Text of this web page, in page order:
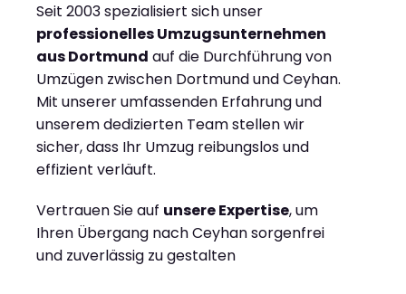
Seit 2003 spezialisiert sich unser
professionelles Umzugsunternehmen
aus Dortmund auf die Durchführung von
Umzügen zwischen Dortmund und Ceyhan.
Mit unserer umfassenden Erfahrung und
unserem dedizierten Team stellen wir
sicher, dass Ihr Umzug reibungslos und
effizient verläuft.
Vertrauen Sie auf unsere Expertise, um
Ihren Übergang nach Ceyhan sorgenfrei
und zuverlässig zu gestalten